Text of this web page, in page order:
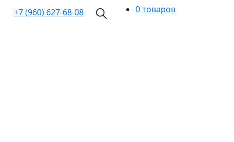
+7 (960) 627-68-08 0 товаров